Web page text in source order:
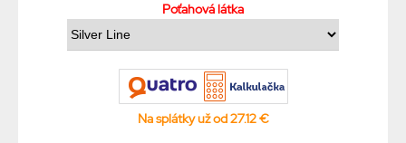
Poťahová látka
Na splátky už od 27.12 €